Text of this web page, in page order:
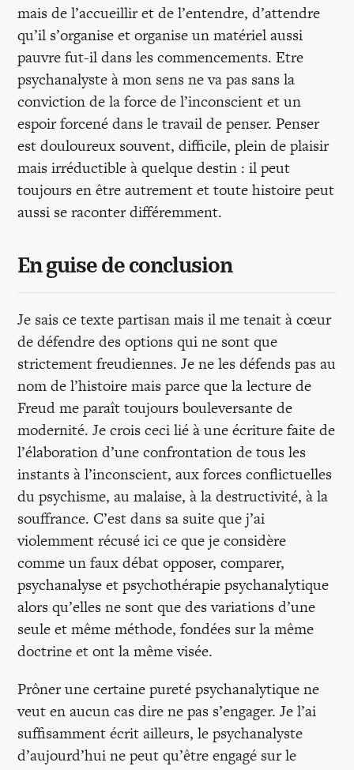
mais de l’accueillir et de l’entendre, d’attendre
qu’il s’organise et organise un matériel aussi
pauvre fut-il dans les commencements. Etre
psychanalyste à mon sens ne va pas sans la
conviction de la force de l’inconscient et un
espoir forcené dans le travail de penser. Penser
est douloureux souvent, difficile, plein de plaisir
mais irréductible à quelque destin : il peut
toujours en être autrement et toute histoire peut
aussi se raconter différemment.
En guise de conclusion
Je sais ce texte partisan mais il me tenait à cœur
de défendre des options qui ne sont que
strictement freudiennes. Je ne les défends pas au
nom de l’histoire mais parce que la lecture de
Freud me paraît toujours bouleversante de
modernité. Je crois ceci lié à une écriture faite de
l’élaboration d’une confrontation de tous les
instants à l’inconscient, aux forces conflictuelles
du psychisme, au malaise, à la destructivité, à la
souffrance. C’est dans sa suite que j’ai
violemment récusé ici ce que je considère
comme un faux débat opposer, comparer,
psychanalyse et psychothérapie psychanalytique
alors qu’elles ne sont que des variations d’une
seule et même méthode, fondées sur la même
doctrine et ont la même visée.
Prôner une certaine pureté psychanalytique ne
veut en aucun cas dire ne pas s’engager. Je l’ai
suffisamment écrit ailleurs, le psychanalyste
d’aujourd’hui ne peut qu’être engagé sur le